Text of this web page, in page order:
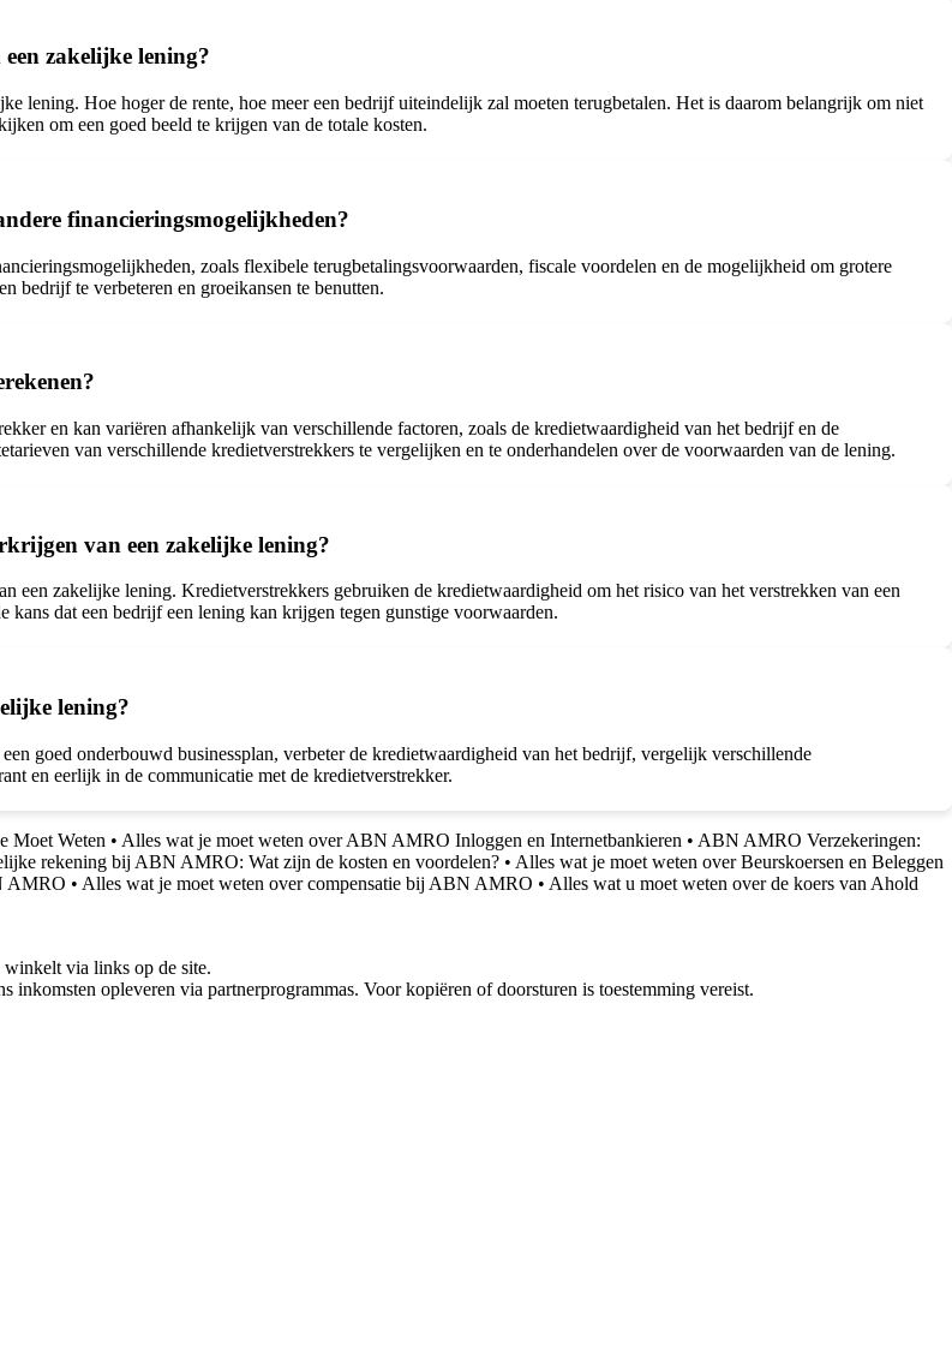
zakelijke lening?
lening. Hoe hoger de rente, hoe meer een bedrijf uiteindelijk zal moeten terugbetalen. Het is daarom belangrijk om niet
om een goed beeld te krijgen van de totale kosten.
financieringsmogelijkheden?
zoals flexibele terugbetalingsvoorwaarden, fiscale voordelen en de mogelijkheid om grotere
bedrijf te verbeteren en groeikansen te benutten.
en kan variëren afhankelijk van verschillende factoren, zoals de kredietwaardigheid van het bedrijf en de
van verschillende kredietverstrekkers te vergelijken en te onderhandelen over de voorwaarden van de lening.
van een zakelijke lening?
zakelijke lening. Kredietverstrekkers gebruiken de kredietwaardigheid om het risico van het verstrekken van een
dat een bedrijf een lening kan krijgen tegen gunstige voorwaarden.
lening?
goed onderbouwd businessplan, verbeter de kredietwaardigheid van het bedrijf, vergelijk verschillende
en eerlijk in de communicatie met de kredietverstrekker.
Moet Weten • Alles wat je moet weten over ABN AMRO Inloggen en Internetbankieren • ABN AMRO Verzekeringen:
rekening bij ABN AMRO: Wat zijn de kosten en voordelen? • Alles wat je moet weten over Beurskoersen en Beleggen
AMRO • Alles wat je moet weten over compensatie bij ABN AMRO • Alles wat u moet weten over de koers van Ahold
via links op de site.
opleveren via partnerprogrammas. Voor kopiëren of doorsturen is toestemming vereist.